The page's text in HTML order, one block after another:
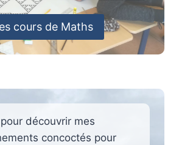
cours de Maths
découvrir mes
concoctés pour